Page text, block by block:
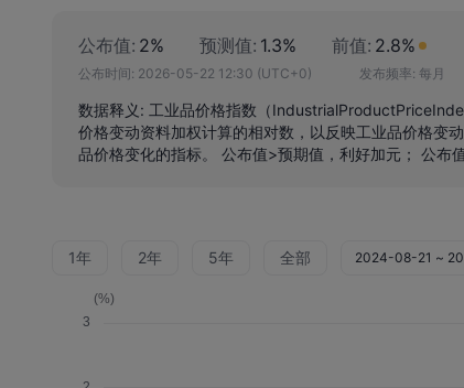
公布值: 2% 预测值: 1.3% 前值: 2.8%
公布时间: 2026-05-22 12:30 (UTC+0) 发布频率: 每月
数据释义: 工业品价格指数（
价格变动资料加权计算的相对数，以反映工业品价格变
品价格变化的指标。 公布值>预期值，利好加元； 公布
1年 2年 5年 全部